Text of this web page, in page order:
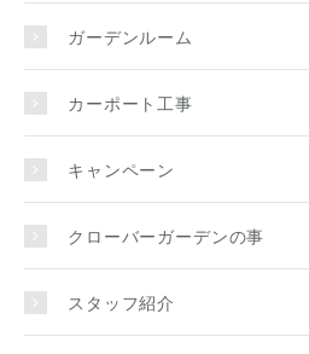
ガーデンルーム
カーポート工事
キャンペーン
クローバーガーデンの事
スタッフ紹介